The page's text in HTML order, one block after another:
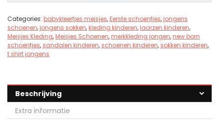
Categories: babykleertjes meisjes,Eerste schoentjes,jongens
schoenen,jongens sokken,kleding kinderen,laarzen kinderen,
Meisjes Kleding,Meisjes Schoenen,merkkleding jongen,new born
schoentjes, sandalen kinderen, schoenen kinderen, sokken kinderen,
t shirt jongens
Beschrijving
Extra informatie